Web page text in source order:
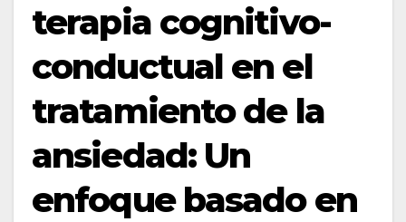
terapia cognitivo-
conductual en el
tratamiento de la
ansiedad: Un
enfoque basado en